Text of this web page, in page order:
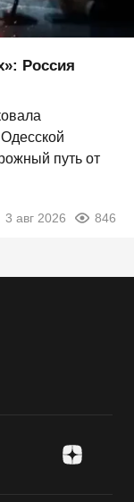
Россия
путь от
3 авг 2026 846